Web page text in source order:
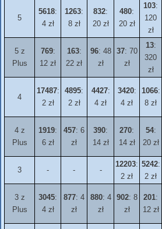
5
5618:
4 zł
1263:
8 zł
832:
20 zł
480:
20 zł
103:
120
zł
5 z
Plus
769:
12 zł
163:
22 zł
96: 48
zł
37: 70
zł
13:
320
zł
4
17487:
2 zł
4895:
2 zł
4427:
4 zł
3420:
4 zł
1066:
8 zł
4 z
Plus
1919:
6 zł
457: 6
zł
390:
14 zł
270:
14 zł
54:
20 zł
3 - - -
12203:
2 zł
5242:
2 zł
3 z
Plus
3045:
4 zł
877: 4
zł
880: 4
zł
902: 8
zł
201:
12 zł